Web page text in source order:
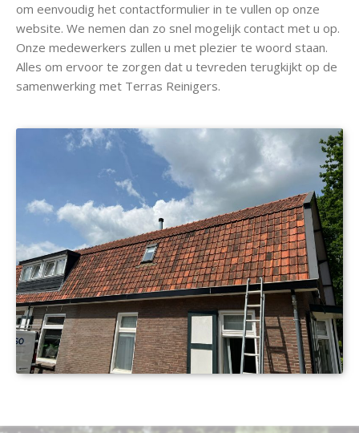
om eenvoudig het contactformulier in te vullen op onze
website. We nemen dan zo snel mogelijk contact met u op.
Onze medewerkers zullen u met plezier te woord staan.
Alles om ervoor te zorgen dat u tevreden terugkijkt op de
samenwerking met Terras Reinigers.